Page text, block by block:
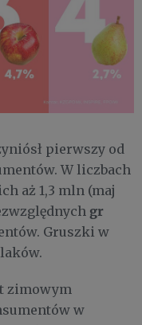
pierwszy od
W liczbach
aż 1,3 mln (maj
gr​
Gruszki w
zimowym
w